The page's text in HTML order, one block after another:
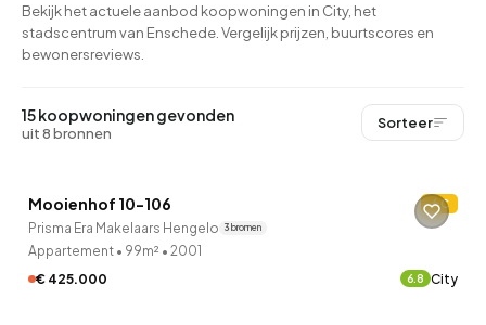
Bekijk het actuele aanbod koopwoningen in City, het
stadscentrum van Enschede. Vergelijk prijzen, buurtscores en
bewonersreviews.
15 koopwoningen gevonden
uit 8 bronnen
Sorteer
Mooienhof 10-106 C
Prisma Era Makelaars Hengelo 3 bronnen
Appartement • 99m² • 2001
€ 425.000
6.8 City